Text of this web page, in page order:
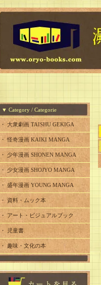
▼ Category / Categorie
・ 大衆劇画 TAISHU GEKIGA
・ 怪奇漫画 KAIKI MANGA
・ 少年漫画 SHONEN MANGA
・ 少女漫画 SHOJYO MANGA
・ 盛年漫画 YOUNG MANGA
・ 資料・ムック本
・ アート・ビジュアルブック
・ 児童書
・ 趣味・文化の本